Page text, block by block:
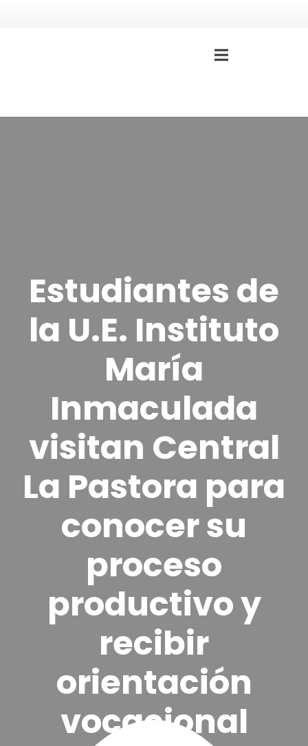
Estudiantes de
la U.E. Instituto
María
Inmaculada
visitan Central
La Pastora para
conocer su
proceso
productivo y
recibir
orientación
vocacional